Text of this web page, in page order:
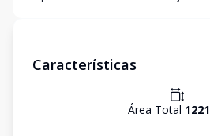
Características
Área Total 1221